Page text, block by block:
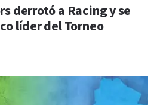
derrotó a Racing y se
líder del Torneo